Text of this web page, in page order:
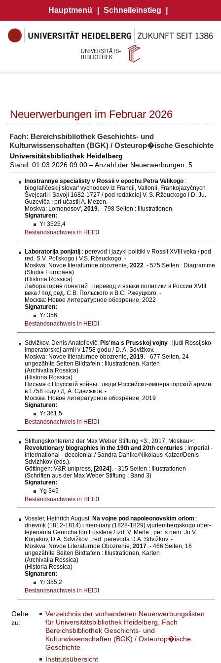
Hauptmenü Schnelleinstieg
Neuerwerbungen im Februar 2026
Fach: Bereichsbibliothek Geschichts- und
Kulturwissenschaften (BGK) / Osteurop�ische Geschichte
Universitätsbibliothek Heidelberg
Stand: 01.03.2026 09:00 – Anzahl der Neuerwerbungen: 5
Inostrannye specialisty v Rossii v epochu Petra Velikogo :
biografičeskij slovarʹ vychodcev iz Francii, Vallonii, Frankojazyčnych
Švejcarii i Savoji 1682-1727 / pod redakciej V. S. Ržeuckogo i D. Ju.
Guzeviča ; pri učastii A. Mezen. -
Moskva: Lomonosov', 2019. - 798 Seiten : Illustrationen
Signaturen:
Yr 3525,4
Bestandsnachweis in HEIDI
Laboratorija ponjatij : perevod i jazyki politiki v Rossii XVIII veka / pod
red. S.V. Polʹskogo i V.S. Ržeuckogo. -
Moskva: Novoe literaturnoe obozrenie, 2022. - 575 Seiten : Diagramme
(Studia Europaea)
(Historia Rossica)
Лаборатория понятий : перевод и языки политики в России XVIII
века / под ред. С.В. Польского и В.С. Ржеуцкого. -
Москва: Новое литературное обозрение, 2022
Signaturen:
Yr 356
Bestandsnachweis in HEIDI
Sdvižkov, Denis Anatolʹevič: Pisʹma s Prusskoj vojny : ljudi Rossijsko-
imperatorskoj armii v 1758 godu / D. A. Sdvižkov. -
Moskva: Novoe literaturnoe obozrenie, 2019. - 677 Seiten, 24
ungezählte Seiten Bildtafeln : Illustrationen, Karten
(Archivalia Rossica)
(Historia Rossica)
Письма с Прусской войны : люди Российско-имперaторской армии
в 1758 году / Д. А. Сдвижков. -
Москва: Новое литературное обозрение, 2019
Signaturen:
Yr 361,5
Bestandsnachweis in HEIDI
Stiftungskonferenz der Max Weber Stiftung <3., 2017, Moskau>:
Revolutionary biographies in the 19th and 20th centuries : imperial -
inter/national - decolonial / Sandra Dahlke/Nikolaus Katzer/Denis
Sdvizhkov (eds.). -
Göttingen: V&R unipress, [2024] . - 315 Seiten : Illustrationen
(Schriften aus der Max Weber Stiftung ; Band 3)
Signaturen:
Yg 345
Bestandsnachweis in HEIDI
Vossler, Heinrich August: Na vojne pod napoleonovskim orlom :
dnevnik (1812-1814) i memuary (1828-1829) vjurtembergskogo ober-
lejtenanta Genricha fon Fosslera / izd. V. Merle ; per. s nem. Ju.V.
Korjakov, D.A. Sdvižkov ; red. perevoda D.A. Sdvižkov. -
Moskva: Novoe Literaturnoe Obozrenie, 2017. - 466 Seiten, 16
ungezählte Seiten Bildtafeln : Illustrationen, Karten
(Archivalia Rossica)
(Historia Rossica)
Signaturen:
Yr 355,2
Bestandsnachweis in HEIDI
Gehe
zu:
Verzeichnis der vorhandenen Neuerwerbungslisten
für Universitätsbibliothek Heidelberg, Fach
Bereichsbibliothek Geschichts- und
Kulturwissenschaften (BGK) / Osteurop�ische
Geschichte
Institutsübersicht